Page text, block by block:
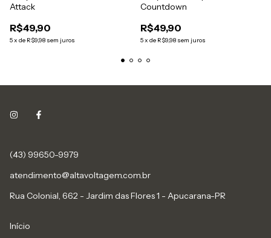
Attack
R$49,90
5x de R$9,98 sem juros
Countdown
R$49,90
5x de R$9,98 sem juros
(43) 99650-9979
atendimento@altavoltagem.com.br
Rua Colonial, 662 - Jardim das Flores 1 - Apucarana-PR
Início